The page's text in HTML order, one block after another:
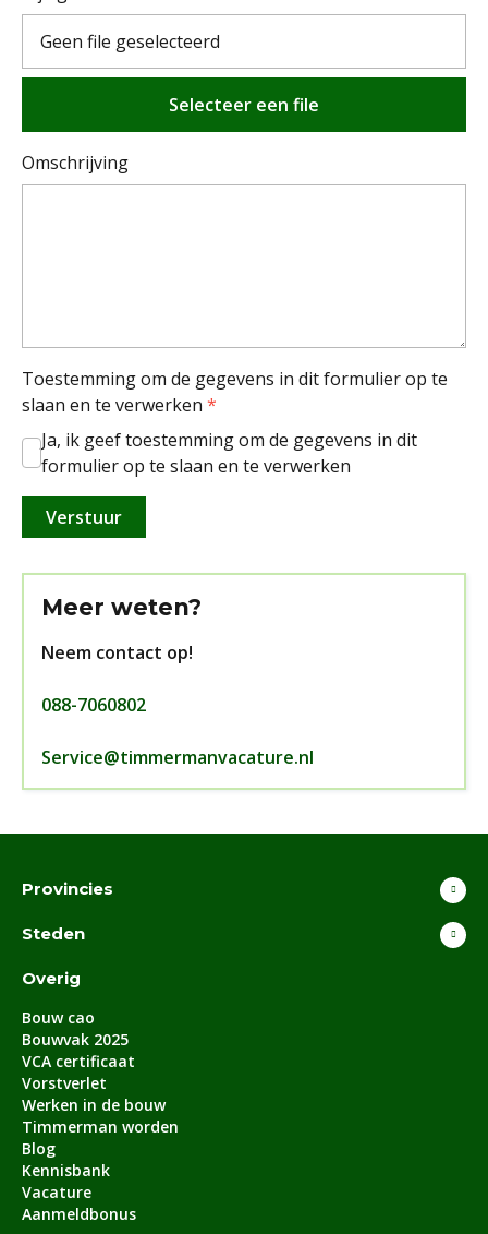
Geen file geselecteerd
Selecteer een file
Omschrijving
Toestemming om de gegevens in dit formulier op te
slaan en te verwerken *
Ja, ik geef toestemming om de gegevens in dit
formulier op te slaan en te verwerken
Meer weten?
Neem contact op!
088-7060802
Service@timmermanvacature.nl
Provincies
Steden
Overig
Bouw cao
Bouwvak 2025
VCA certificaat
Vorstverlet
Werken in de bouw
Timmerman worden
Blog
Kennisbank
Vacature
Aanmeldbonus